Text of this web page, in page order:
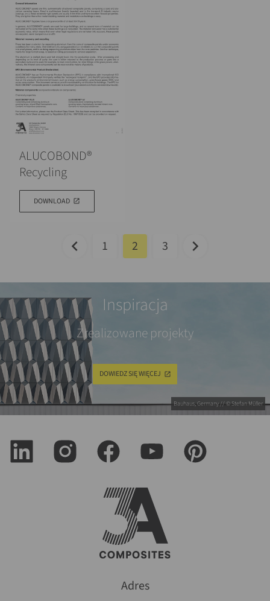
ALUCOBOND®
Recycling
DOWNLOAD
1 2 3
Bauhaus, Germany // © Stefan Müller
Inspiracja
Zrealizowane projekty
DOWIEDZ SIĘ WIĘCEJ
Adres